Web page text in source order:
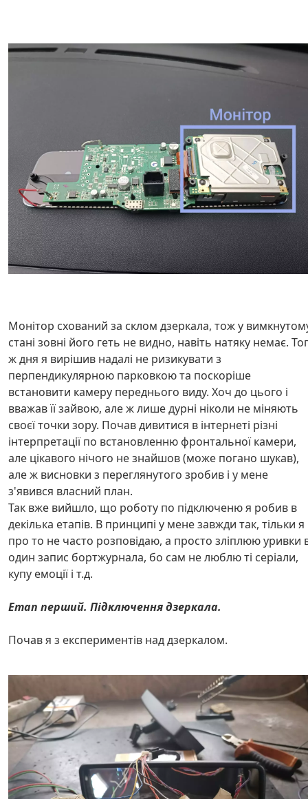
Монітор схований за склом дзеркала, тож у
стані зовні його геть не видно, навіть натяку немає.
ж дня я вирішив надалі не ризикувати з
перпендикулярною парковкою та поскоріше
встановити камеру переднього виду. Хоч до цього і
вважав її зайвою, але ж лише дурні ніколи не міняють
своєї точки зору. Почав дивитися в інтернеті різні
інтерпретації по встановленню фронтальної камери,
але цікавого нічого не знайшов (може погано шукав),
але ж висновки з переглянутого зробив і у мене
з'явився власний план.
Так вже вийшло, що роботу по підключеню я робив в
декілька етапів. В принципі у мене завжди так, тільки я
про то не часто розповідаю, а просто зліплюю уривки
один запис бортжурнала, бо сам не люблю ті серіали,
купу емоції і т.д.
Етап перший. Підключення дзеркала.
Почав я з експериментів над дзеркалом.